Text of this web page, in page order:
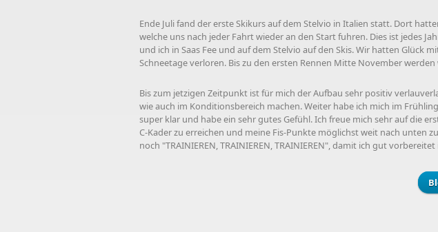
Ende Juli fand der erste Skikurs auf dem Stelvio in Italien statt. Dort
welche uns nach jeder Fahrt wieder an den Start fuhren. Dies ist jedes
und ich in Saas Fee und auf dem Stelvio auf den Skis. Wir hatten
Schneetage verloren. Bis zu den ersten Rennen Mitte November
Bis zum jetzigen Zeitpunkt ist für mich der Aufbau sehr positiv
wie auch im Konditionsbereich machen. Weiter habe ich mich im
super klar und habe ein sehr gutes Gefühl. Ich freue mich sehr auf die
C-Kader zu erreichen und meine Fis-Punkte möglichst weit nach unten
noch "TRAINIEREN, TRAINIEREN, TRAINIEREN", damit ich gut